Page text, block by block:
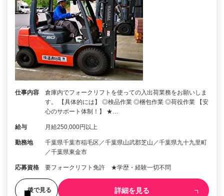
仕事内容
倉庫内でフォークリフトを使っての入出荷業務をお願いしま
す。 【具体的には】 ◎検品作業 ◎梱包作業 ◎荷役作業 【安
心のサポート体制！】 ★…
給与 月給250,000円以上
勤務地
千葉県千葉市稲毛区／千葉県山武郡芝山／千葉県九十九里町
／千葉県東金市
応募資格 要フォークリフト免許 ★学歴・経験一切不問
後で見る 詳細を見る